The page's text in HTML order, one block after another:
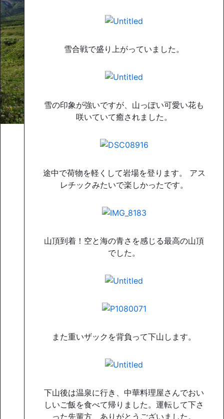
雪合戦で盛り上がっていました。
雪の印象が強いですが、山っぽい可愛い花も
咲いていて癒されました。
途中で荷物を軽くして岩場を登ります。 アス
レチックみたいで楽しかったです。
山頂到着！空と海の青さを感じる最高の山頂
でした。
また重いザックを背負って下山します。
下山後は温泉に行き、中華料理屋さんでおい
しいご飯を食べて帰りました。運転して下さ
った先輩方、ありがとうございました。